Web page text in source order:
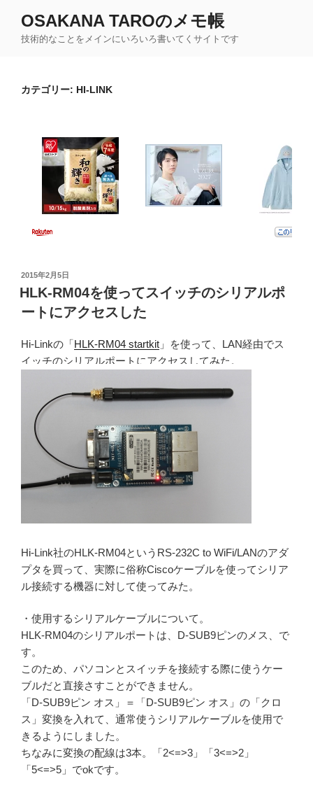
OSAKANA TAROのメモ帳
技術的なことをメインにいろいろ書いてくサイトです
カテゴリー: HI-LINK
投
稿
日:
2015年2月5日
HLK-RM04を使ってスイッチのシリアルポ
ートにアクセスした
Hi-Linkの「HLK-RM04 startkit 」を使って、LAN経由でス
イッチのシリアルポートにアクセスしてみた。
Hi-Link社のHLK-RM04というRS-232C to WiFi/LANのアダ
プタを買って、実際に俗称Ciscoケーブルを使ってシリア
ル接続する機器に対して使ってみた。
・使用するシリアルケーブルについて。
HLK-RM04のシリアルポートは、D-SUB9ピンのメス、で
す。
このため、パソコンとスイッチを接続する際に使うケー
ブルだと直接さすことができません。
「D-SUB9ピン オス」＝「D-SUB9ピン オス」の「クロ
ス」変換を入れて、通常使うシリアルケーブルを使用で
きるようにしました。
ちなみに変換の配線は3本。「2<=>3」「3<=>2」
「5<=>5」でokです。